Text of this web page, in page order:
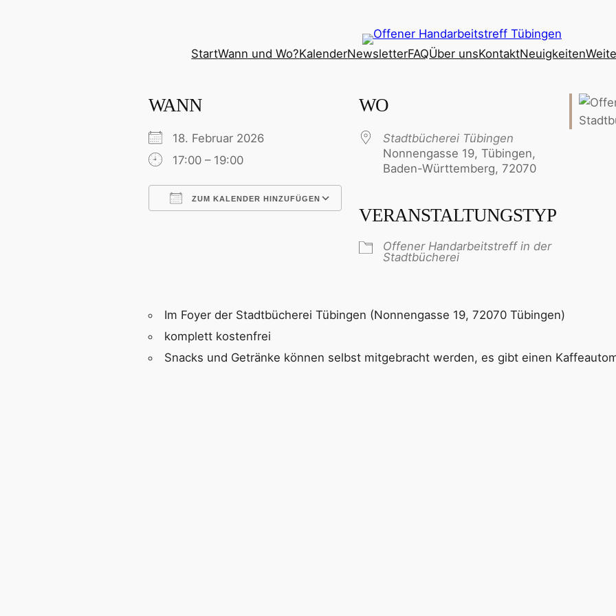
StartWann und Wo?KalenderNewsletterFAQÜber unsKontaktNeuigkeiten
WANN
18. Februar 2026
17:00 – 19:00
ZUM KALENDER HINZUFÜGEN
Google Kalender iCalendar
WO
Stadtbücherei Tübingen
Nonnengasse 19, Tübingen,
Baden-Württemberg, 72070
VERANSTALTUNGSTYP
Offener Handarbeitstreff in der
Stadtbücherei
Im Foyer der Stadtbücherei Tübingen (Nonnengasse 19, 72070 Tübingen)
komplett kostenfrei
Snacks und Getränke können selbst mitgebracht werden, es gibt einen